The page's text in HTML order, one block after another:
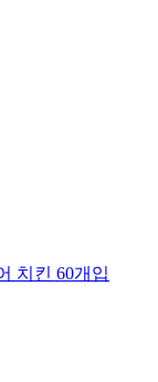
치킨 60개입